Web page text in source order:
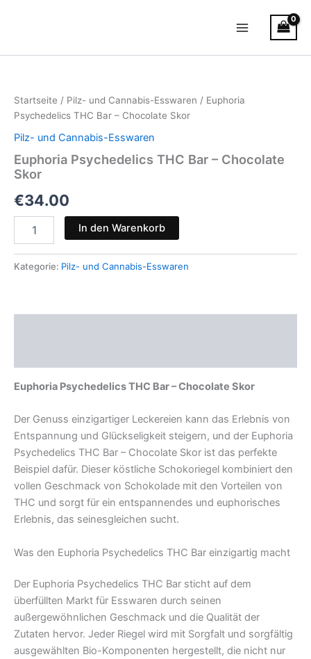
Menu
Startseite / Pilz- und Cannabis-Esswaren / Euphoria
Psychedelics THC Bar – Chocolate Skor
Pilz- und Cannabis-Esswaren
Euphoria Psychedelics THC Bar – Chocolate
Skor
€34.00
Bar
–
Chocolate
Skor
Menge
In den Warenkorb
Kategorie: Pilz- und Cannabis-Esswaren
Euphoria Psychedelics THC Bar – Chocolate Skor
Der Genuss einzigartiger Leckereien kann das Erlebnis von
Entspannung und Glückseligkeit steigern, und der Euphoria
Psychedelics THC Bar – Chocolate Skor ist das perfekte
Beispiel dafür. Dieser köstliche Schokoriegel kombiniert den
vollen Geschmack von Schokolade mit den Vorteilen von
THC und sorgt für ein entspannendes und euphorisches
Erlebnis, das seinesgleichen sucht.
Was den Euphoria Psychedelics THC Bar einzigartig macht
Der Euphoria Psychedelics THC Bar sticht auf dem
überfüllten Markt für Esswaren durch seinen
außergewöhnlichen Geschmack und die Qualität der
Zutaten hervor. Jeder Riegel wird mit Sorgfalt und sorgfältig
ausgewählten Bio-Komponenten hergestellt, die nicht nur